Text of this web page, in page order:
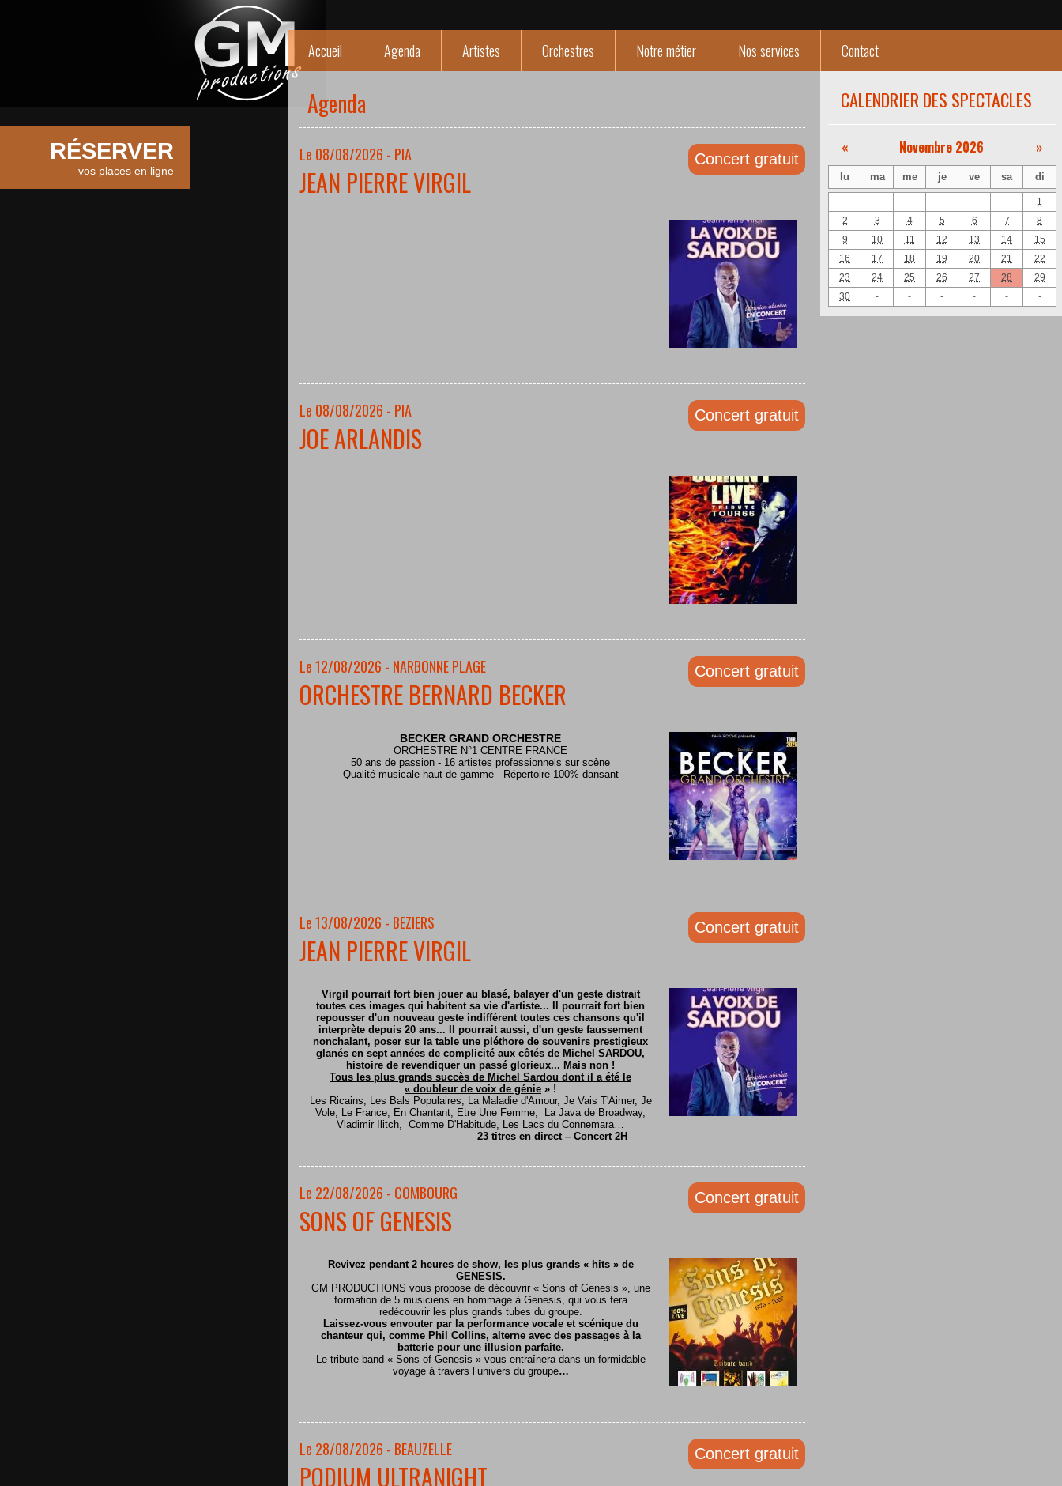
RÉSERVER
vos places en ligne
Accueil Agenda Artistes Orchestres Notre métier Nos services Contact
Agenda
Le 08/08/2026 - PIA
JEAN PIERRE VIRGIL
Concert gratuit
Le 08/08/2026 - PIA
JOE ARLANDIS
Concert gratuit
Le 12/08/2026 - NARBONNE PLAGE
ORCHESTRE BERNARD BECKER
Concert gratuit
BECKER GRAND ORCHESTRE
ORCHESTRE N°1 CENTRE FRANCE
50 ans de passion - 16 artistes professionnels sur scène
Qualité musicale haut de gamme - Répertoire 100% dansant
Le 13/08/2026 - BEZIERS
JEAN PIERRE VIRGIL
Concert gratuit
Virgil pourrait fort bien jouer au blasé, balayer d'un geste distrait
toutes ces images qui habitent sa vie d'artiste... Il pourrait fort bien
repousser d'un nouveau geste indifférent toutes ces chansons qu'il
interprète depuis 20 ans... Il pourrait aussi, d'un geste faussement
nonchalant, poser sur la table une pléthore de souvenirs prestigieux
glanés en sept années de complicité aux côtés de Michel SARDOU,
histoire de revendiquer un passé glorieux... Mais non !
Tous les plus grands succès de Michel Sardou dont il a été le
« doubleur de voix de génie » !
Les Ricains, Les Bals Populaires, La Maladie d'Amour, Je Vais T'Aimer, Je
Vole, Le France, En Chantant, Etre Une Femme, La Java de Broadway,
Vladimir Ilitch, Comme D'Habitude, Les Lacs du Connemara…
23 titres en direct – Concert 2H
Le 22/08/2026 - COMBOURG
SONS OF GENESIS
Concert gratuit
Revivez pendant 2 heures de show, les plus grands « hits » de
GENESIS.
GM PRODUCTIONS vous propose de découvrir « Sons of Genesis », une
formation de 5 musiciens en hommage à Genesis, qui vous fera
redécouvrir les plus grands tubes du groupe.
Laissez-vous envouter par la performance vocale et scénique du
chanteur qui, comme Phil Collins, alterne avec des passages à la
batterie pour une illusion parfaite.
Le tribute band « Sons of Genesis » vous entraînera dans un formidable
voyage à travers l’univers du groupe…
Le 28/08/2026 - BEAUZELLE
PODIUM ULTRANIGHT
Concert gratuit
CALENDRIER DES SPECTACLES
« Novembre 2026 »
lu ma me je ve sa di
- - - - - -
1
2
3 4 5 6 7
8
9
10 11 12 13 14
15
16
17 18 19 20 21
22
23
24 25 26 27 28
29
30
- - - - - -